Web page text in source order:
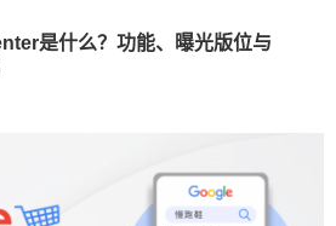
是什么？功能、曝光版位与